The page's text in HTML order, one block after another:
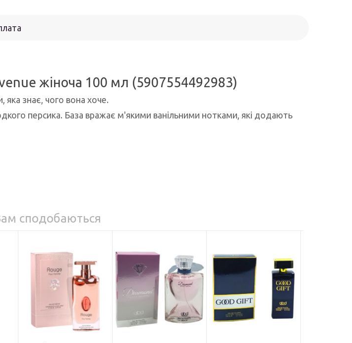
жіноча 100 мл (5907554492983)
яка знає, чого вона хоче.
персика. База вражає м'якими ванільними нотками, які додають
сподобаються